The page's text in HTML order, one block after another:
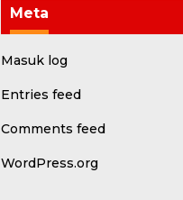
Meta
Masuk log
Entries feed
Comments feed
WordPress.org